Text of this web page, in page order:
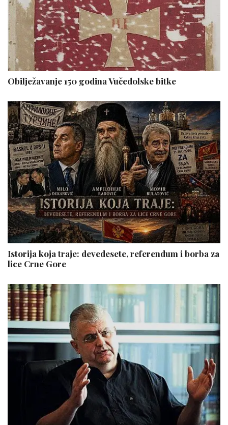
Obilježavanje 150 godina Vučedolske bitke
Istorija koja traje: devedesete, referendum i borba za
lice Crne Gore